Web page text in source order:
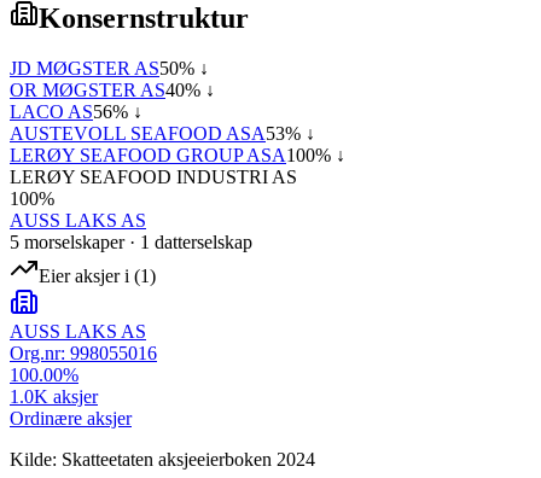
Konsernstruktur
JD MØGSTER AS50% ↓
OR MØGSTER AS40% ↓
LACO AS56% ↓
AUSTEVOLL SEAFOOD ASA53% ↓
LERØY SEAFOOD GROUP ASA100% ↓
LERØY SEAFOOD INDUSTRI AS
100%
AUSS LAKS AS
5 morselskaper· 1 datterselskap
Eier aksjer i (1)
AUSS LAKS AS
Org.nr: 998055016
100.00%
1.0K aksjer
Ordinære aksjer
Kilde: Skatteetaten aksjeeierboken 2024